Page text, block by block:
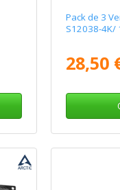
Pack de 3
S12038-4K/
28,50